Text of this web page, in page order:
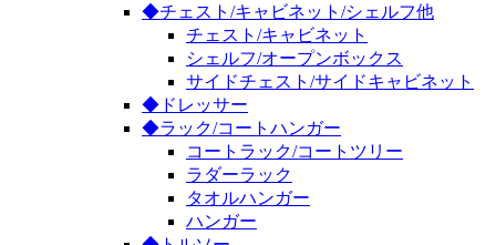
◆チェスト/キャビネット/シェルフ他
チェスト/キャビネット
シェルフ/オープンボックス
サイドチェスト/サイドキャビネット
◆ドレッサー
◆ラック/コートハンガー
コートラック/コートツリー
ラダーラック
タオルハンガー
ハンガー